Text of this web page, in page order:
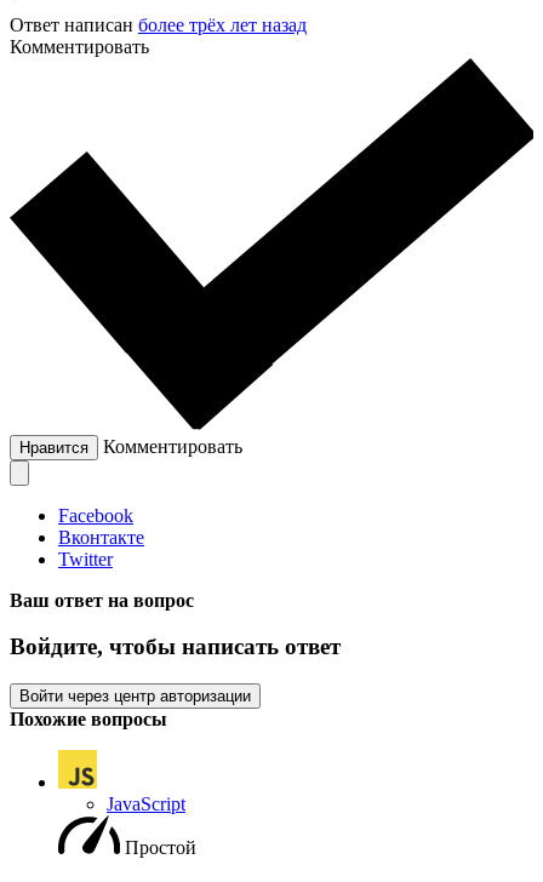
Ответ написан более трёх лет назад
Комментировать
Нравится Комментировать
Facebook
Вконтакте
Twitter
Ваш ответ на вопрос
Войдите, чтобы написать ответ
Войти через центр авторизации
Похожие вопросы
JavaScript
Простой